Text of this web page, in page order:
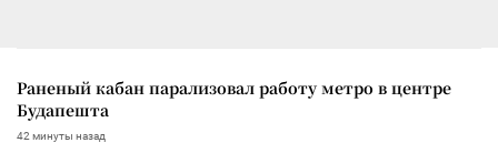
Раненый кабан парализовал работу метро в центре
Будапешта
42 минуты назад